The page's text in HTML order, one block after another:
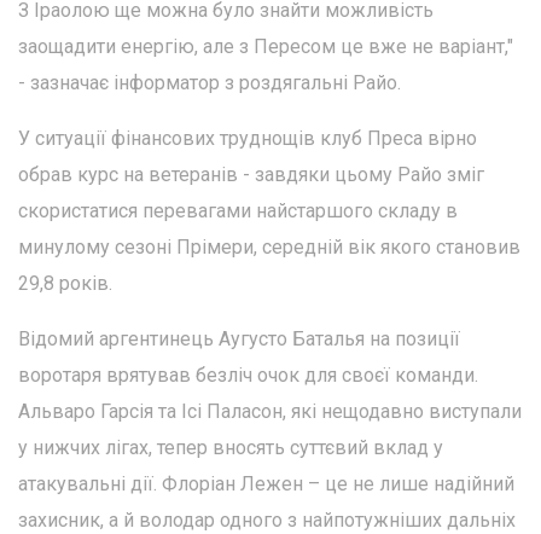
З Іраолою ще можна було знайти можливість
заощадити енергію, але з Пересом це вже не варіант,"
- зазначає інформатор з роздягальні Райо.
У ситуації фінансових труднощів клуб Преса вірно
обрав курс на ветеранів - завдяки цьому Райо зміг
скористатися перевагами найстаршого складу в
минулому сезоні Прімери, середній вік якого становив
29,8 років.
Відомий аргентинець Аугусто Баталья на позиції
воротаря врятував безліч очок для своєї команди.
Альваро Гарсія та Ісі Паласон, які нещодавно виступали
у нижчих лігах, тепер вносять суттєвий вклад у
атакувальні дії. Флоріан Лежен – це не лише надійний
захисник, а й володар одного з найпотужніших дальніх